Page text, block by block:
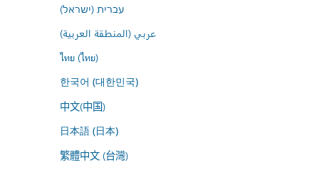
עברית (ישראל)
عربي (المنطقة العربية)
ไทย (ไทย)
한국어 (대한민국)
中文(中国)
日本語 (日本)
繁體中文 (台灣)